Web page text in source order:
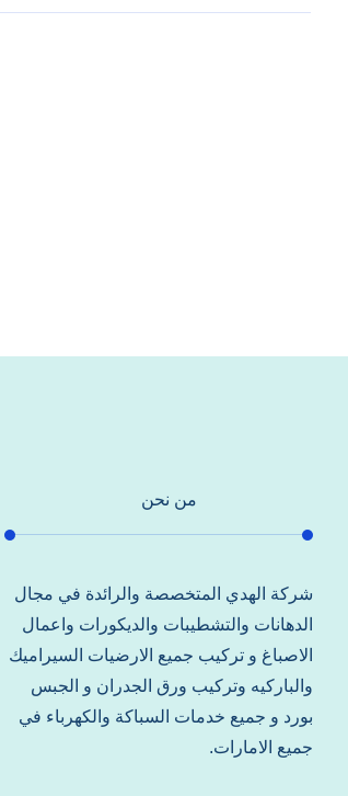
من نحن
شركة الهدي المتخصصة والرائدة في مجال
الدهانات والتشطيبات والديكورات واعمال
الاصباغ و تركيب جميع الارضيات السيراميك
والباركيه وتركيب ورق الجدران و الجبس
بورد و جميع خدمات السباكة والكهرباء في
جميع الامارات.